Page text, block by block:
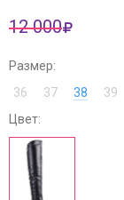
12 000
Размер:
36
37 38 39
Цвет: